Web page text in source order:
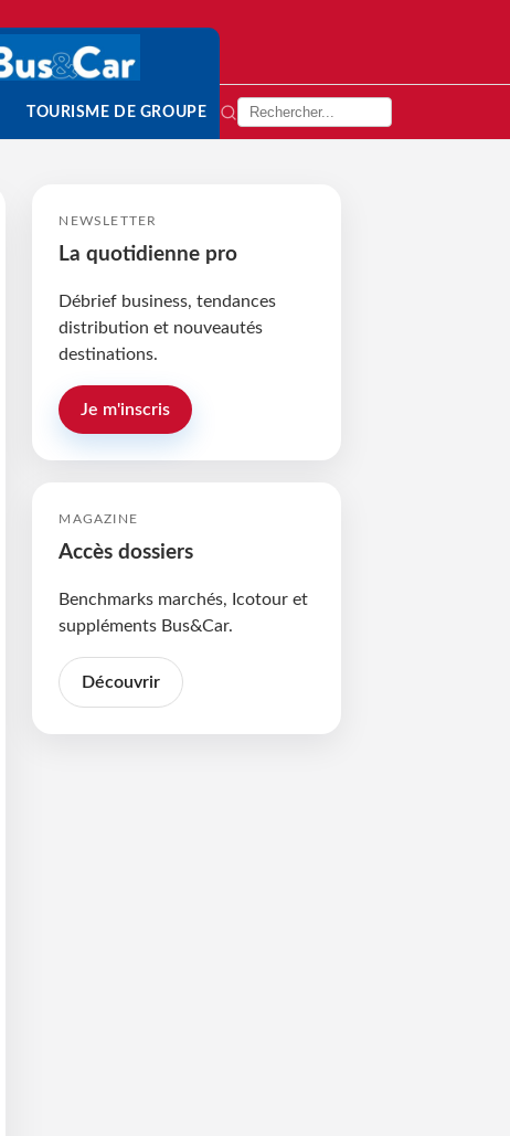
TOURISME DE GROUPE
NEWSLETTER
La quotidienne pro
Débrief business, tendances
distribution et nouveautés
destinations.
Je m'inscris
MAGAZINE
Accès dossiers
Benchmarks marchés, Icotour et
suppléments Bus&Car.
Découvrir